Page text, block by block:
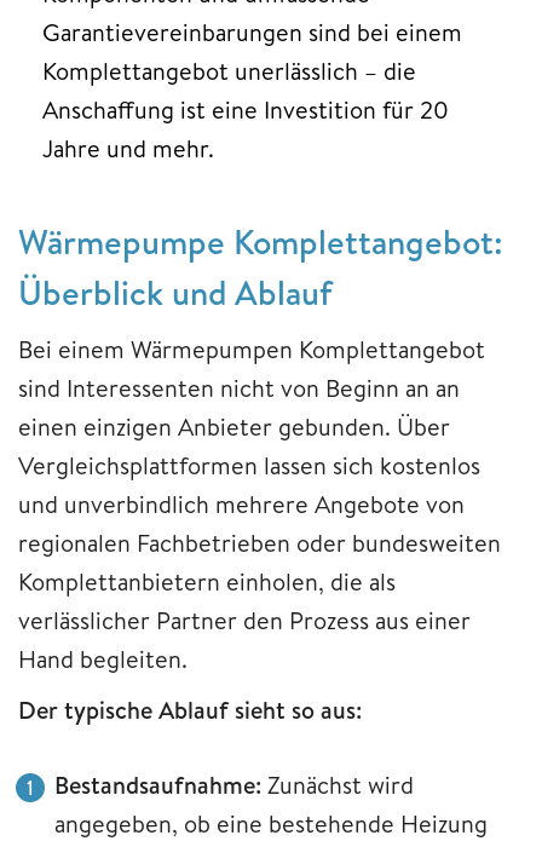
Garantievereinbarungen sind bei einem
Komplettangebot unerlässlich – die
Anschaffung ist eine Investition für 20
Jahre und mehr.
Wärmepumpe Komplettangebot:
Überblick und Ablauf
Bei einem Wärmepumpen Komplettangebot
sind Interessenten nicht von Beginn an an
einen einzigen Anbieter gebunden. Über
Vergleichsplattformen lassen sich kostenlos
und unverbindlich mehrere Angebote von
regionalen Fachbetrieben oder bundesweiten
Komplettanbietern einholen, die als
verlässlicher Partner den Prozess aus einer
Hand begleiten.
Der typische Ablauf sieht so aus:
Bestandsaufnahme: Zunächst wird
angegeben, ob eine bestehende Heizung